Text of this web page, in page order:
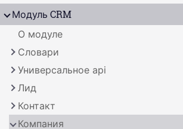
Ядро продукта
Страница
Введение
GIT
Структура папки local
Основное
Свой код
Миграции
Технологии
Отложенные функции
Агенты
События
UI
Введение
Тулбар
Модуль CRM
О модуле
Словари
Справочники
Типы данных
Структуры данных
Универсальное api
Концепция
Как включить
Контейнер
Лид
Описание
Методы
Контакт
Описание
Компания